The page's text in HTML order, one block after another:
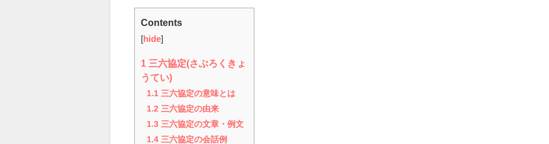
Contents
[ hide]
1
三六協定(さぶろくきょ
うてい)
1.1 三六協定の意味とは
1.2 三六協定の由来
1.3 三六協定の文章・例文
1.4 三六協定の会話例